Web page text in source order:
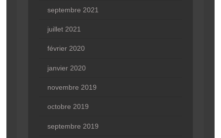
septembre 2021
juillet 2021
février 2020
janvier 2020
novembre 2019
octobre 2019
septembre 2019